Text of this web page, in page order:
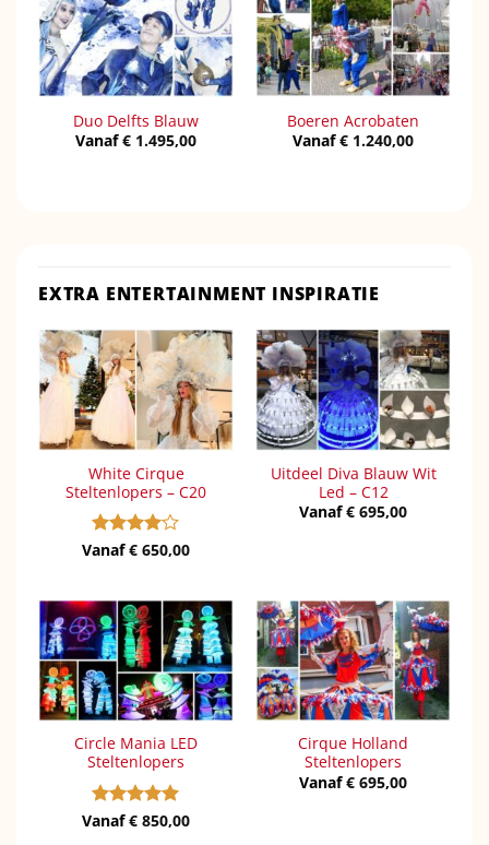
Duo Delfts Blauw
Vanaf€ 1.495,00
Boeren Acrobaten
Vanaf€ 1.240,00
EXTRA ENTERTAINMENT INSPIRATIE
White Cirque
Steltenlopers – C20
Gewaardeerd
Vanaf€ 650,00
Uitdeel Diva Blauw Wit
Led – C12
Vanaf€ 695,00
Circle Mania LED
Steltenlopers
Gewaardeerd
Vanaf€ 850,00
Cirque Holland
Steltenlopers
Vanaf€ 695,00